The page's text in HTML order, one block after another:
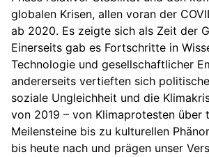
globalen Krisen, allen voran der
ab 2020. Es zeigte sich als Zeit der
Einerseits gab es Fortschritte in
Technologie und gesellschaftlicher
andererseits vertieften sich
soziale Ungleichheit und die
von 2019 – von Klimaprotesten über
Meilensteine bis zu kulturellen
bis heute nach und prägen unser